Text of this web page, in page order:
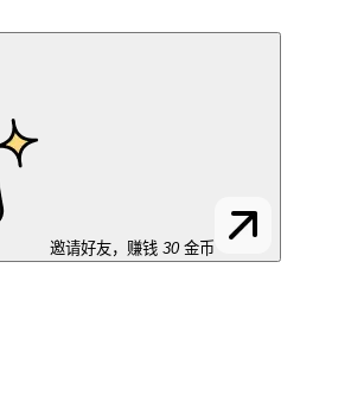
邀请好友，赚钱 30 金币